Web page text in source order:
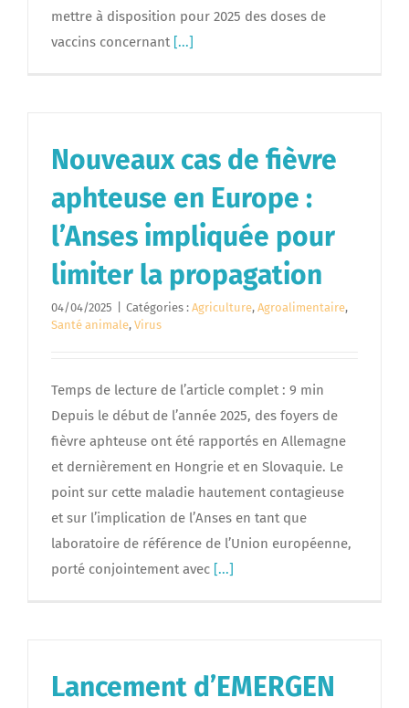
mettre à disposition pour 2025 des doses de
vaccins concernant [...]
Nouveaux cas de fièvre
aphteuse en Europe :
l’Anses impliquée pour
limiter la propagation
04/04/2025 Catégories : Agriculture, Agroalimentaire,
Santé animale, Virus
Temps de lecture de l’article complet : 9 min
Depuis le début de l’année 2025, des foyers de
fièvre aphteuse ont été rapportés en Allemagne
et dernièrement en Hongrie et en Slovaquie. Le
point sur cette maladie hautement contagieuse
et sur l’implication de l’Anses en tant que
laboratoire de référence de l’Union européenne,
porté conjointement avec [...]
Lancement d’EMERGEN